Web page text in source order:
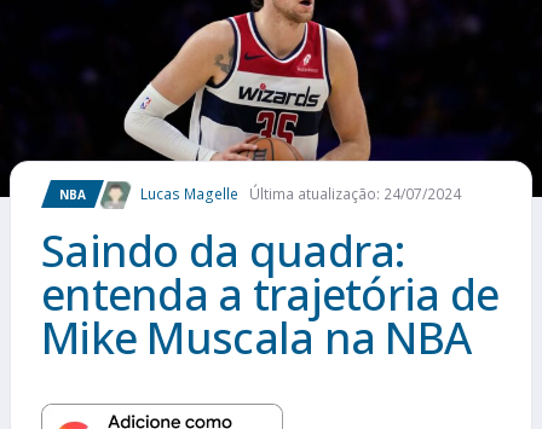
FUTEBOL INTERNACIONAL
COMO APOSTAR
MAIS ESPORTES
NBA Lucas Magelle Última atualização: 24/07/2024
Saindo da quadra:
entenda a trajetória de
Mike Muscala na NBA